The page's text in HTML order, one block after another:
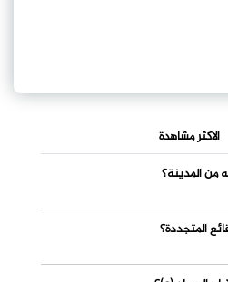
الاكثر مشاهدة
من المدينة؟
المتجددة؟